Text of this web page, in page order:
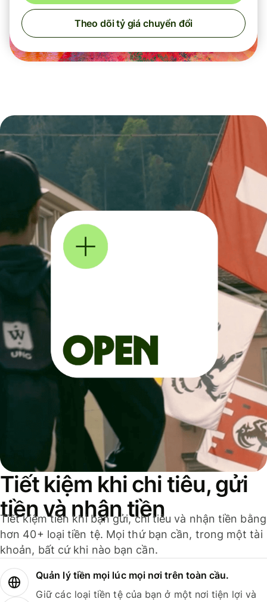
Theo dõi tỷ giá chuyển đổi
Tiết kiệm khi chi tiêu, gửi
tiền và nhận tiền
Tiết kiệm tiền khi bạn gửi, chi tiêu và nhận tiền bằng
hơn 40+ loại tiền tệ. Mọi thứ bạn cần, trong một tài
khoản, bất cứ khi nào bạn cần.
Quản lý tiền mọi lúc mọi nơi trên toàn cầu.
Giữ các loại tiền tệ của bạn ở một nơi tiện lợi và